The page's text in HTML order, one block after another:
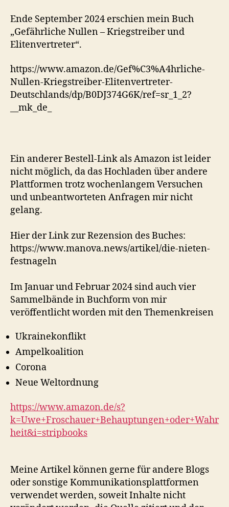
Ende September 2024 erschien mein Buch
„Gefährliche Nullen – Kriegstreiber und
Elitenvertreter“.
https://www.amazon.de/Gef%C3%A4hrliche-
Nullen-Kriegstreiber-Elitenvertreter-
Deutschlands/dp/B0DJ374G6K/ref=sr_1_2?
__mk_de_
Ein anderer Bestell-Link als Amazon ist leider
nicht möglich, da das Hochladen über andere
Plattformen trotz wochenlangem Versuchen
und unbeantworteten Anfragen mir nicht
gelang.
Hier der Link zur Rezension des Buches:
https://www.manova.news/artikel/die-nieten-
festnageln
Im Januar und Februar 2024 sind auch vier
Sammelbände in Buchform von mir
veröffentlicht worden mit den Themenkreisen
Ukrainekonflikt
Ampelkoalition
Corona
Neue Weltordnung
https://www.amazon.de/s?
k=Uwe+Froschauer+Behauptungen+oder+Wahr
heit&i=stripbooks
Meine Artikel können gerne für andere Blogs
oder sonstige Kommunikationsplattformen
verwendet werden, soweit Inhalte nicht